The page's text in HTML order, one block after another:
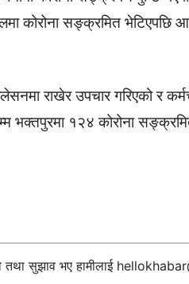
कोरोना सङ्क्रमित भेटिएपछि
राखेर उपचार गरिएको र
भक्तपुरमा १२४ कोरोना
तथा सुझाव भए हामीलाई